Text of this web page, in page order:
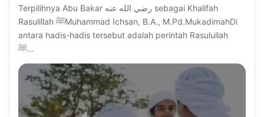
Terpilihnya Abu Bakar رضي الله عنه sebagai Khalifah
Rasulillah ﷺMuhammad Ichsan, B.A., M.Pd.MukadimahDi
antara hadis-hadis tersebut adalah perintah Rasulullah
ﷺ…